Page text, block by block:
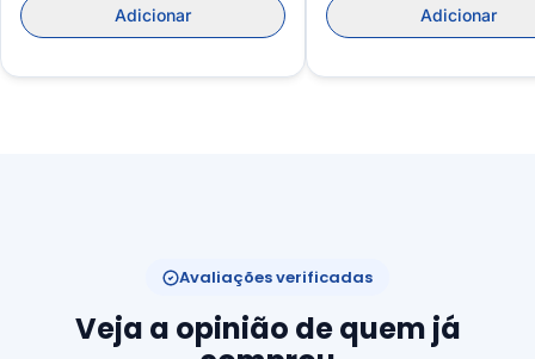
Adicionar Adicionar
Avaliações verificadas
Veja a opinião de quem já